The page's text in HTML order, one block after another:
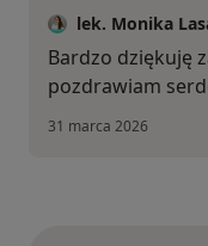
lek. Monika
Bardzo dziękuję
pozdrawiam
31 marca 2026